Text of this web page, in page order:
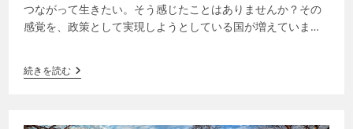
つながって生きたい。そう感じたことはありませんか？その
感覚を、政策として実現しようとしている国が増えていま
続きを読む